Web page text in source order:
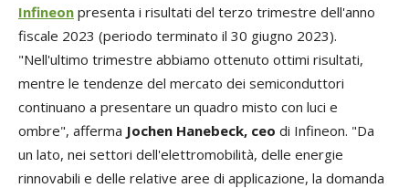
Infineon presenta i risultati del terzo trimestre dell'anno
fiscale 2023 (periodo terminato il 30 giugno 2023).
"Nell'ultimo trimestre abbiamo ottenuto ottimi risultati,
mentre le tendenze del mercato dei semiconduttori
continuano a presentare un quadro misto con luci e
ombre", afferma Jochen Hanebeck, ceo di Infineon. "Da
un lato, nei settori dell'elettromobilità, delle energie
rinnovabili e delle relative aree di applicazione, la domanda